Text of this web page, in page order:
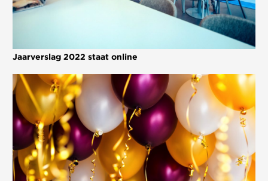
kwaliteit
governance
nieuws
werken bij
contact
Jaarverslag 2022 staat online